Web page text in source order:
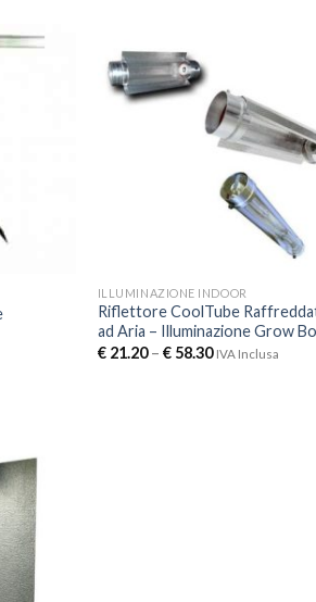
ILLUMINAZIONE INDOOR
Riflettore CoolTube
ad Aria – Illuminazione Grow
€21.20– €58.30 IVA Inclusa